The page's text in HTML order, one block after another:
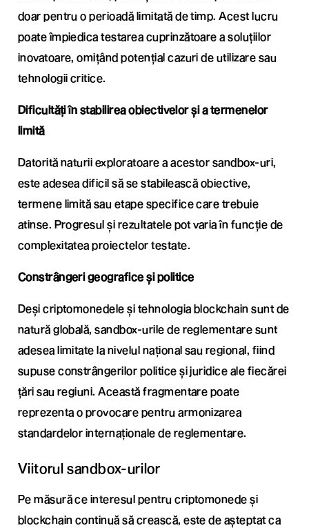
doar pentru o perioadă limitată de timp. Acest lucru
poate împiedica testarea cuprinzătoare a soluțiilor
inovatoare, omițând potențial cazuri de utilizare sau
tehnologii critice.
Dificultăți în stabilirea obiectivelor și a termenelor
limită
Datorită naturii exploratoare a acestor sandbox-uri,
este adesea dificil să se stabilească obiective,
termene limită sau etape specifice care trebuie
atinse. Progresul și rezultatele pot varia în funcție de
complexitatea proiectelor testate.
Constrângeri geografice și politice
Deși criptomonedele și tehnologia blockchain sunt de
natură globală, sandbox-urile de reglementare sunt
adesea limitate la nivelul național sau regional, fiind
supuse constrângerilor politice și juridice ale fiecărei
țări sau regiuni. Această fragmentare poate
reprezenta o provocare pentru armonizarea
standardelor internaționale de reglementare.
Viitorul sandbox-urilor
Pe măsură ce interesul pentru criptomonede și
blockchain continuă să crească, este de așteptat ca